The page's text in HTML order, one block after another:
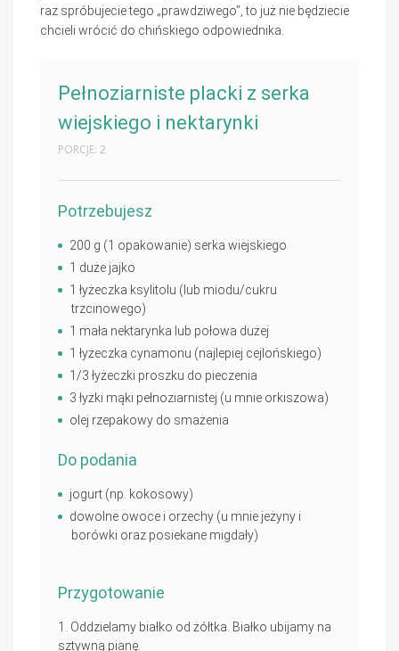
raz spróbujecie tego „prawdziwego”, to już nie będziecie
chcieli wrócić do chińskiego odpowiednika.
Pełnoziarniste placki z serka
wiejskiego i nektarynki
PORCJE: 2
Potrzebujesz
200 g (1 opakowanie) serka wiejskiego
1 duże jajko
1 łyżeczka ksylitolu (lub miodu/cukru
trzcinowego)
1 mała nektarynka lub połowa dużej
1 łyżeczka cynamonu (najlepiej cejlońskiego)
1/3 łyżeczki proszku do pieczenia
3 łyżki mąki pełnoziarnistej (u mnie orkiszowa)
olej rzepakowy do smażenia
Do podania
jogurt (np. kokosowy)
dowolne owoce i orzechy (u mnie jeżyny i
borówki oraz posiekane migdały)
Przygotowanie
Oddzielamy białko od żółtka. Białko ubijamy na
sztywną pianę.